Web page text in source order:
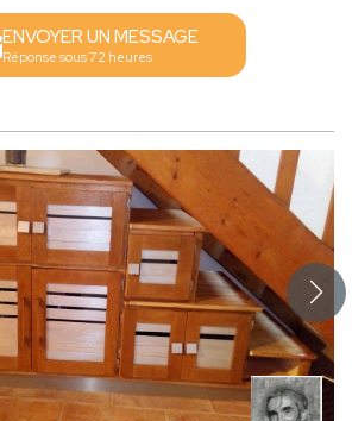
ENVOYER UN MESSAGE
Réponse sous 72 heures